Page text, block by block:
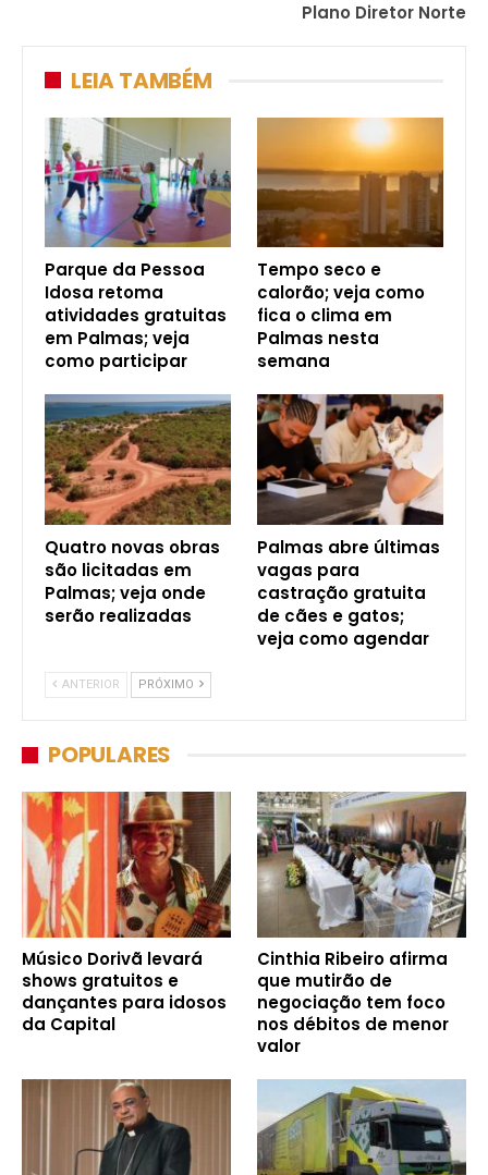
Plano Diretor Norte
LEIA TAMBÉM
Parque da Pessoa
Idosa retoma
atividades gratuitas
em Palmas; veja
como participar
Tempo seco e
calorão; veja como
fica o clima em
Palmas nesta
semana
Quatro novas obras
são licitadas em
Palmas; veja onde
serão realizadas
Palmas abre últimas
vagas para
castração gratuita
de cães e gatos;
veja como agendar
ANTERIOR PRÓXIMO
POPULARES
Músico Dorivã levará
shows gratuitos e
dançantes para idosos
da Capital
Cinthia Ribeiro afirma
que mutirão de
negociação tem foco
nos débitos de menor
valor